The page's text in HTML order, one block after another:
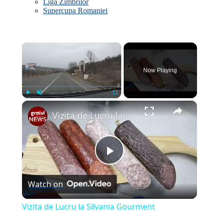
Liga Zimbrilor
Supercupa Romaniei
×
Fullscreen
Now Playing
×
Play
Video
Vizita de Lucru la Silvania Gourment
Watch on
Vizita de Lucru la Silvania Gourment